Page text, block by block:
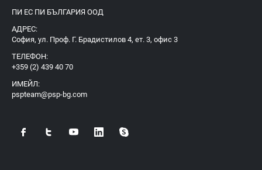
ПИ ЕС ПИ БЪЛГАРИЯ ООД
АДРЕС:
София, ул. Проф. Г. Брадистилов 4, ет. 3, офис 3
ТЕЛЕФОН:
+359 (2) 439 40 70
ИМЕЙЛ:
pspteam@psp-bg.com